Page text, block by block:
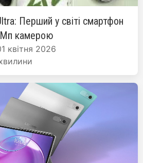
Перший у світі смартфон
Мп камерою
квітня 2026